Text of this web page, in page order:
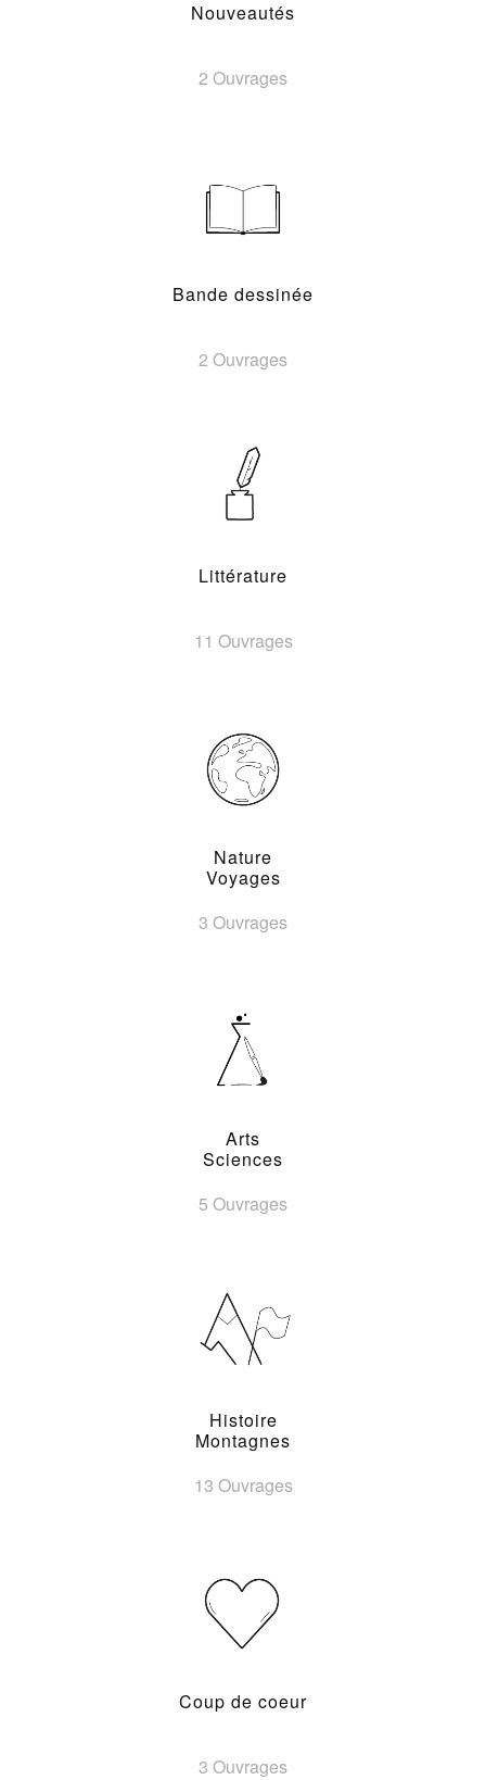
Nouveautés
2 Ouvrages
Bande dessinée
2 Ouvrages
Littérature
11 Ouvrages
Nature
Voyages
3 Ouvrages
Arts
Sciences
5 Ouvrages
Histoire
Montagnes
13 Ouvrages
Coup de coeur
3 Ouvrages